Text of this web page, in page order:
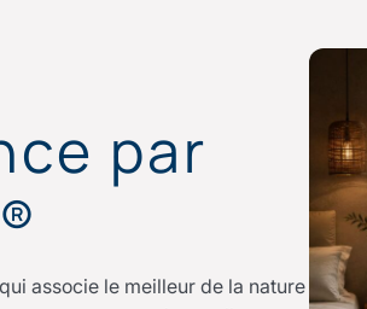
par
associe le meilleur de la nature